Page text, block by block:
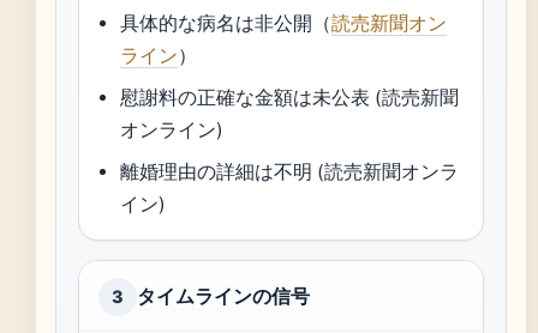
具体的な病名は非公開（読売新聞オン
ライン）
慰謝料の正確な金額は未公表 (読売新聞
オンライン)
離婚理由の詳細は不明 (読売新聞オンラ
イン)
3 タイムラインの信号